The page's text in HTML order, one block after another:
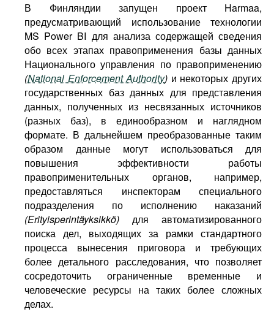
В Финляндии запущен проект Harmaa,
предусматривающий использование технологии
MS Power BI для анализа содержащей сведения
обо всех этапах правоприменения базы данных
Национального управления по правоприменению
(National Enforcement Authority) и некоторых других
государственных баз данных для представления
данных, полученных из несвязанных источников
(разных баз), в единообразном и наглядном
формате. В дальнейшем преобразованные таким
образом данные могут использоваться для
повышения эффективности работы
правоприменительных органов, например,
предоставляться инспекторам специального
подразделения по исполнению наказаний
(Erityisperintäyksikkö) для автоматизированного
поиска дел, выходящих за рамки стандартного
процесса вынесения приговора и требующих
более детального расследования, что позволяет
сосредоточить ограниченные временные и
человеческие ресурсы на таких более сложных
делах.